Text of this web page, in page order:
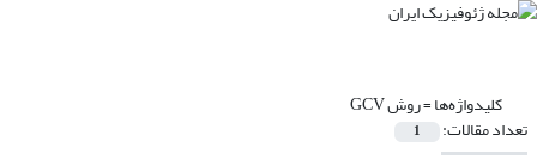
کلیدواژه‌ها =روش GCV
تعداد مقالات: 1